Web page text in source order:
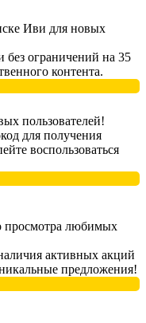
Иви для новых
ограничений на 35
контента.
пользователей!
для получения
воспользоваться
просмотра любимых
активных акций
предложения!